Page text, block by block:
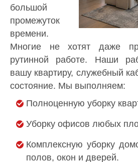
большой
промежуток
времени.
Многие не хотят даже
рутинной работе. Наши
вашу квартиру, служебный
состояние. Мы выполняем:
Полноценную уборку
Уборку офисов любых
Комплексную уборку
полов, окон и дверей.